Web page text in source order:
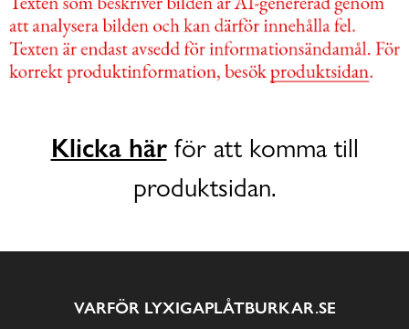
Klicka härför att komma till
produktsidan.
VARFÖR LYXIGAPLÅTBURKAR.SE